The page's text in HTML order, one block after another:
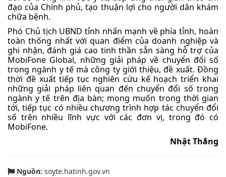
đạo của Chính phủ, tạo thuận lợi cho người dân khám
chữa bệnh.
Phó Chủ tịch UBND tỉnh nhấn mạnh về phía tỉnh, hoàn
toàn thống nhất với quan điểm của doanh nghiệp và
ghi nhận, đánh giá cao tinh thần sẵn sàng hỗ trợ của
MobiFone Global, những giải pháp về chuyển đổi số
trong ngành y tế mà công ty giới thiệu, đề xuất. Đồng
thời đề xuất tiếp tục nghiên cứu kế hoạch triển khai
những giải pháp liên quan đến chuyển đổi số trong
ngành y tế trên địa bàn; mong muốn trong thời gian
tới, tiếp tục có nhiều chương trình hợp tác chuyển đổi
số trên nhiều lĩnh vực với các đơn vị, trong đó có
MobiFone.
Nhật Thắng
Nguồn: soyte.hatinh.gov.vn